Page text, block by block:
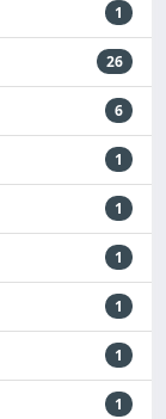
1
26
6
1
1
1
1
1
1